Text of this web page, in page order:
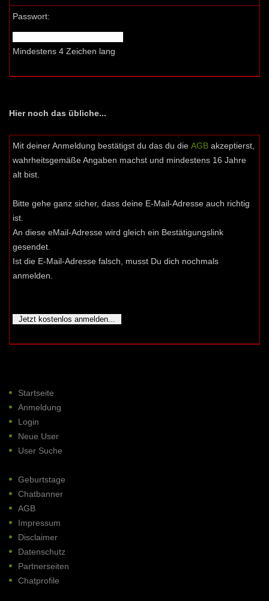
Passwort:
Mindestens 4 Zeichen lang
Hier noch das übliche...
Mit deiner Anmeldung bestätigst du das du die AGB akzeptierst,
wahrheitsgemäße Angaben machst und mindestens 16 Jahre
alt bist.
Bitte gehe ganz sicher, dass deine E-Mail-Adresse auch richtig
ist.
An diese eMail-Adresse wird gleich ein Bestätigungslink
gesendet.
Ist die E-Mail-Adresse falsch, musst Du dich nochmals
anmelden.
Startseite
Anmeldung
Login
Neue User
User Suche
Geburtstage
Chatbanner
AGB
Impressum
Disclaimer
Datenschutz
Partnerseiten
Chatprofile